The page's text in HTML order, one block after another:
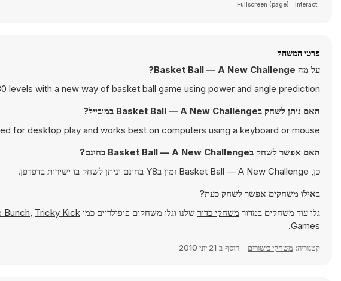
Interact
Fullscreen (page)
פרטי המשחק
על מה Basket Ball — A New Challenge?
levels with a new way of basket ball game using power and angle prediction.
האם ניתן לשחק בBasket Ball — A New Challenge במובייל?
for desktop play and works best on computers using a keyboard or mouse.
האם אפשר לשחק בBasket Ball — A New Challenge בחינם?
כן, Basket Ball — A New Challenge זמין בY8 בחינם וניתן לשחק בו ישירות בדפדפן.
באילו משחקים אפשר לשחק כעת?
גלו עוד משחקים במדור משחקי כדור שלנו וגלו משחקים פופולריים כמו Bunch, Tricky Kick
Games.
קטגוריה: משחקי כישורים הוסף ב 21 יוני 2010